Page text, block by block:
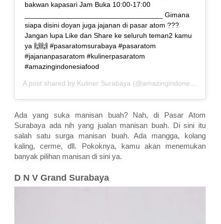
bakwan kapasari Jam Buka 10:00-17:00
___________________________________ Gimana
siapa disini doyan juga jajanan di pasar atom ???
Jangan lupa Like dan Share ke seluruh teman2 kamu
ya 🙌🙌 #pasaratomsurabaya #pasaratom
#jajananpasaratom #kulinerpasaratom
#amazingindonesiafood
A post shared by Kuliner Surabaya (@amazingindonesiafood) on
Ada yang suka manisan buah? Nah, di Pasar Atom
Surabaya ada nih yang jualan manisan buah. Di sini itu
salah satu surga manisan buah. Ada mangga, kolang
kaling, cerme, dll. Pokoknya, kamu akan menemukan
banyak pilihan manisan di sini ya.
D N V Grand Surabaya